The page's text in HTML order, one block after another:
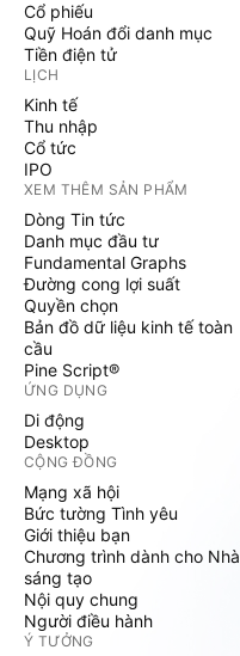
Cổ phiếu
Quỹ Hoán đổi danh mục
Tiền điện tử
LỊCH
Kinh tế
Thu nhập
Cổ tức
IPO
XEM THÊM SẢN PHẨM
Dòng Tin tức
Danh mục đầu tư
Fundamental Graphs
Đường cong lợi suất
Quyền chọn
Bản đồ dữ liệu kinh tế toàn
cầu
Pine Script®
ỨNG DỤNG
Di động
Desktop
CỘNG ĐỒNG
Mạng xã hội
Bức tường Tình yêu
Giới thiệu bạn
Chương trình dành cho Nhà
sáng tạo
Nội quy chung
Người điều hành
Ý TƯỞNG